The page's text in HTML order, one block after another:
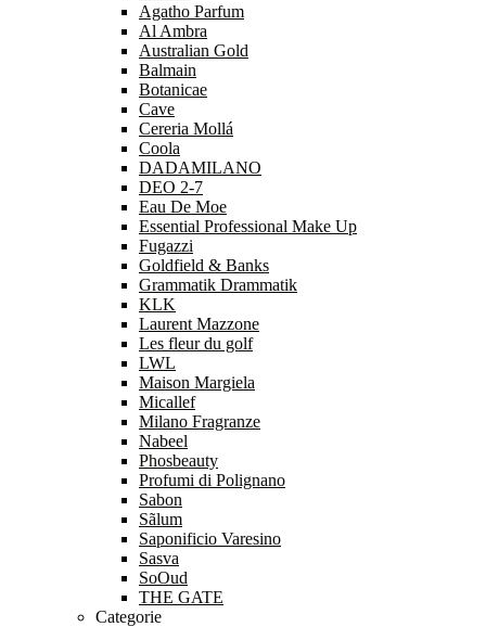
Agatho Parfum
Al Ambra
Australian Gold
Balmain
Botanicae
Cave
Cereria Mollá
Coola
DADAMILANO
DEO 2-7
Eau De Moe
Essential Professional Make Up
Fugazzi
Goldfield & Banks
Grammatik Drammatik
KLK
Laurent Mazzone
Les fleur du golf
LWL
Maison Margiela
Micallef
Milano Fragranze
Nabeel
Phosbeauty
Profumi di Polignano
Sabon
Sãlum
Saponificio Varesino
Sasva
SoOud
THE GATE
Categorie